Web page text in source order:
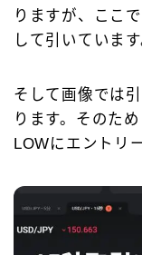
りますが、ここ
して引いています
そして画像では
ります。そのた
LOWにエントリ